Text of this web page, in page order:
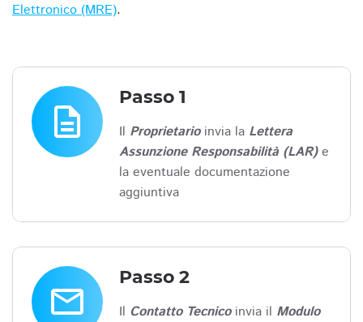
Elettronico (MRE).
description
Passo 1
Il Proprietarioinvia la Lettera
Assunzione Responsabilità (LAR)e
la eventuale documentazione
aggiuntiva
email
Passo 2
Il Contatto Tecnicoinvia il Modulo